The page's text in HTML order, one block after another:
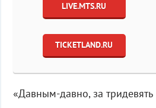
LIVE.MTS.RU
TICKETLAND.RU
«Давным-давно, за